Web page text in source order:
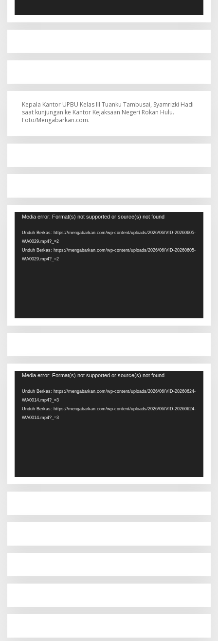
Kepala Kantor UPBU Kelas III Tuanku Tambusai, Syamrizki Hadi
saat kunjungan ke Kantor Kejaksaan Negeri Rokan Hulu.
Foto/Mengabarkan.com.
Pemutar
Media error: Format(s) not supported or source(s) not found
Unduh Berkas: https://mengabarkan.com/wp-content/uploads/2026/06/VID-20260605-
WA0029.mp4?_=2
Unduh Berkas: https://mengabarkan.com/wp-content/uploads/2026/06/VID-20260605-
WA0029.mp4?_=2
Pemutar
Media error: Format(s) not supported or source(s) not found
Unduh Berkas: https://mengabarkan.com/wp-content/uploads/2026/06/VID-20260624-
WA0014.mp4?_=3
Unduh Berkas: https://mengabarkan.com/wp-content/uploads/2026/06/VID-20260624-
WA0014.mp4?_=3